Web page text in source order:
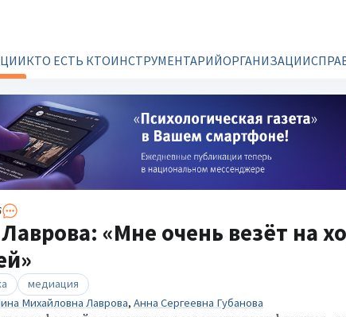
КТО ЕСТЬ КТОИНСТРУМЕНТАРИЙОРГАНИЗАЦИИ
«Мне очень везёт на
медиация
Михайловна Лаврова, Анна Сергеевна Губанова